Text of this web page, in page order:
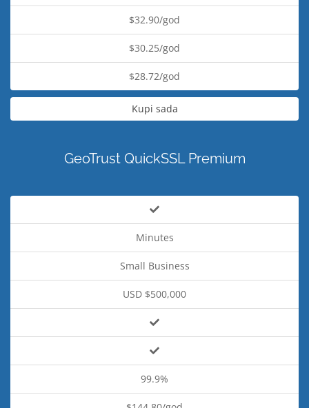
$32.90/god
$30.25/god
$28.72/god
Kupi sada
GeoTrust QuickSSL Premium
Minutes
Small Business
USD $500,000
99.9%